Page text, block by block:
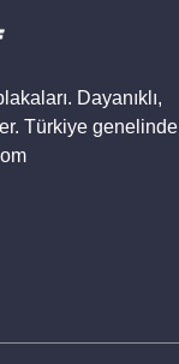
Dayanıklı,
Türkiye genelinde